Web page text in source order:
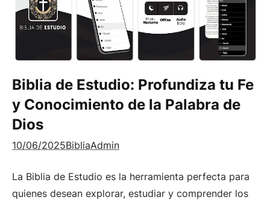
Biblia de Estudio: Profundiza tu Fe
y Conocimiento de la Palabra de
Dios
10/06/2025BibliaAdmin
La Biblia de Estudio es la herramienta perfecta para
quienes desean explorar, estudiar y comprender los